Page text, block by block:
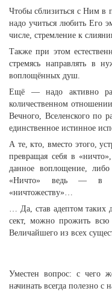
Чтобы сблизиться с Ним в
надо учиться любить Его
числе, стремление к
Также при этом
стремясь направлять в
воплощённых душ.
Ещё — надо активно
количественном
Вечного, Вселенского по
единственное истинное
А те, кто, вместо этого,
превращая себя в
данное воплощение,
«Ничто» ведь — в
«ничтожеству»…
… Да, став адептом таких
сект, можно прожить
Величайшего из всех
Уместен вопрос: с чего
начинать всегда полезно с